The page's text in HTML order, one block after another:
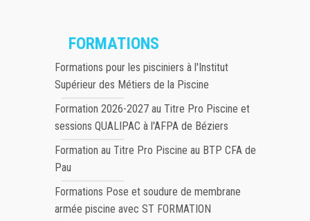
FORMATIONS
Formations pour les pisciniers à l'Institut
Supérieur des Métiers de la Piscine
Formation 2026-2027 au Titre Pro Piscine et
sessions QUALIPAC à l'AFPA de Béziers
Formation au Titre Pro Piscine au BTP CFA de
Pau
Formations Pose et soudure de membrane
armée piscine avec ST FORMATION